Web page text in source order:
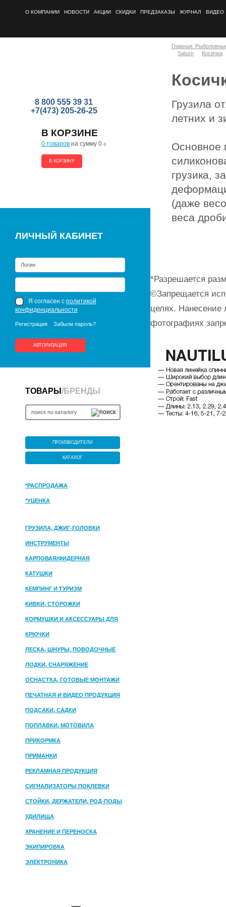
О КОМПАНИИ НОВОСТИ АКЦИИ СКИДКИ ПРЕДЗАКАЗЫ ЖУРНАЛ ВИДЕО
8 800 555 39 31
+7(473) 205-26-25
В КОРЗИНЕ
0 товаров на сумму 0 a
В КОРЗИНУ
ЛИЧНЫЙ КАБИНЕТ
Я согласен с политикой
конфиденциальности
Регистрация Забыли пароль?
АВТОРИЗАЦИЯ
ТОВАРЫ /БРЕНДЫ
ПРОИЗВОДИТЕЛИ
КАТАЛОГ
*РАСПРОДАЖА
*УЦЕНКА
ГРУЗИЛА, ДЖИГ-ГОЛОВКИ
ИНСТРУМЕНТЫ
КАРПОВАЯ/ФИДЕРНАЯ
КАТУШКИ
КЕМПИНГ И ТУРИЗМ
КИВКИ, СТОРОЖКИ
КОРМУШКИ И АКСЕССУАРЫ ДЛЯ
ПРИКОРМКИ
КРЮЧКИ
ЛЕСКА, ШНУРЫ, ПОВОДОЧНЫЕ
МАТЕРИАЛЫ
ЛОДКИ, СНАРЯЖЕНИЕ
ОСНАСТКА, ГОТОВЫЕ МОНТАЖИ
ПЕЧАТНАЯ И ВИДЕО ПРОДУКЦИЯ
ПОДСАКИ, САДКИ
ПОПЛАВКИ, МОТОВИЛА
ПРИКОРМКА
ПРИМАНКИ
РЕКЛАМНАЯ ПРОДУКЦИЯ
СИГНАЛИЗАТОРЫ ПОКЛЕВКИ
СТОЙКИ, ДЕРЖАТЕЛИ, РОД-ПОДЫ
УДИЛИЩА
ХРАНЕНИЕ И ПЕРЕНОСКА
ЭКИПИРОВКА
ЭЛЕКТРОНИКА
Главная:
Saturn
Косичка
Грузила
летних и
Основное
грузика,
(даже
веса
*Разрешается
©Запрещается
целях. Нанесение
фотографиях